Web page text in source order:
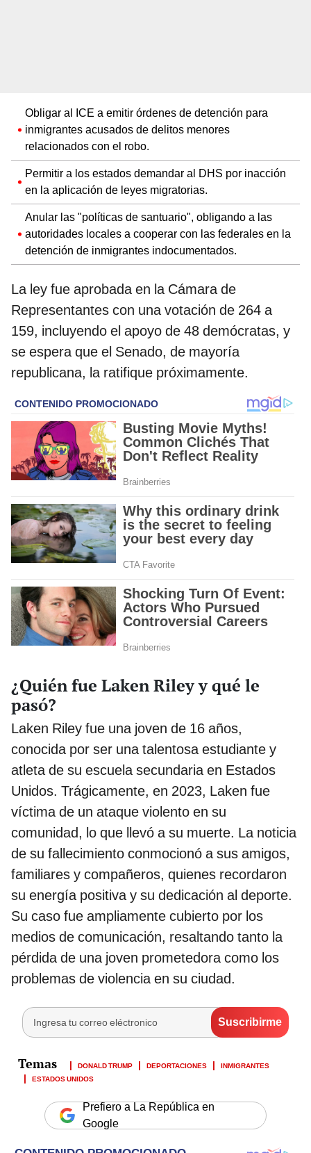
Obligar al ICE a emitir órdenes de detención para
inmigrantes acusados de delitos menores
relacionados con el robo.
Permitir a los estados demandar al DHS por inacción
en la aplicación de leyes migratorias.
Anular las "políticas de santuario", obligando a las
autoridades locales a cooperar con las federales en la
detención de inmigrantes indocumentados.
La ley fue aprobada en la Cámara de
Representantes con una votación de 264 a
159, incluyendo el apoyo de 48 demócratas, y
se espera que el Senado, de mayoría
republicana, la ratifique próximamente.
¿Quién fue Laken Riley y qué le
pasó?
Laken Riley fue una joven de 16 años,
conocida por ser una talentosa estudiante y
atleta de su escuela secundaria en Estados
Unidos. Trágicamente, en 2023, Laken fue
víctima de un ataque violento en su
comunidad, lo que llevó a su muerte. La noticia
de su fallecimiento conmocionó a sus amigos,
familiares y compañeros, quienes recordaron
su energía positiva y su dedicación al deporte.
Su caso fue ampliamente cubierto por los
medios de comunicación, resaltando tanto la
pérdida de una joven prometedora como los
problemas de violencia en su ciudad.
DONALD TRUMP DEPORTACIONES
INMIGRANTES
ESTADOS UNIDOS
Prefiero a La República en
Google